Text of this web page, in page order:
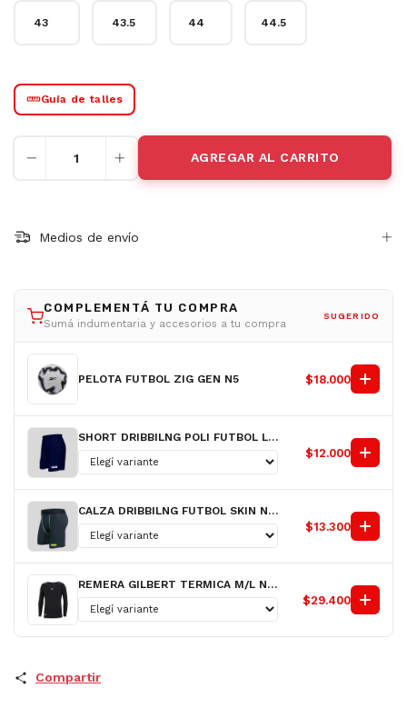
Guía de talles
Medios de envío
COMPLEMENTÁ TU COMPRA
Sumá indumentaria y accesorios a tu compra
SUGERIDO
PELOTA FUTBOL ZIG GEN N5 $18.000
SHORT DRIBBILNG POLI FUTBOL LISO NACIONAL AZ H
$12.000
CALZA DRIBBILNG FUTBOL SKIN NG H
$13.300
REMERA GILBERT TERMICA M/L NG H
$29.400
Compartir